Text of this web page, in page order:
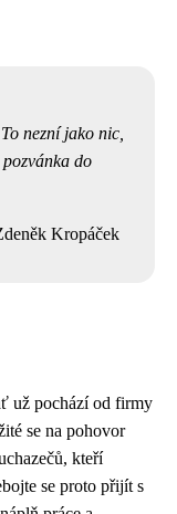
nezní jako nic,
do
Kropáček
už pochází od firmy
se na pohovor
kteří
se proto přijít s